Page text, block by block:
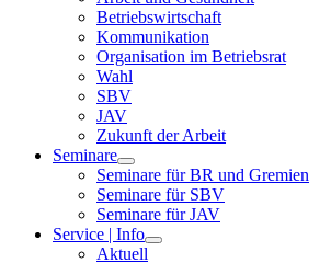
Betriebswirtschaft
Kommuni­kation
Organisation im Betriebsrat
Wahl
SBV
JAV
Zukunft der Arbeit
Seminare
Seminare für BR und Gremien
Seminare für SBV
Seminare für JAV
Service | Info
Aktuell